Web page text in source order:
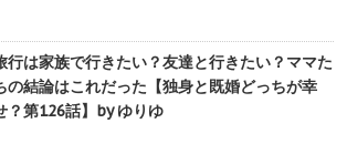
行は家族で行きたい？友達と行きたい？ママた
の結論はこれだった【独身と既婚どっちが幸
？第126話】by ゆりゆ